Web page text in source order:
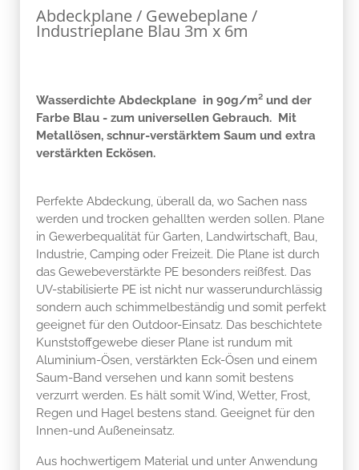
Abdeckplane / Gewebeplane /
Industrieplane Blau 3m x 6m
Wasserdichte Abdeckplane in 90g/m² und der
Farbe Blau - zum universellen Gebrauch. Mit
Metallösen, schnur-verstärktem Saum und extra
verstärkten Eckösen.
Perfekte Abdeckung, überall da, wo Sachen nass
werden und trocken gehallten werden sollen. Plane
in Gewerbequalität für Garten, Landwirtschaft, Bau,
Industrie, Camping oder Freizeit. Die Plane ist durch
das Gewebeverstärkte PE besonders reißfest. Das
UV-stabilisierte PE ist nicht nur wasserundurchlässig
sondern auch schimmelbeständig und somit perfekt
geeignet für den Outdoor-Einsatz. Das beschichtete
Kunststoffgewebe dieser Plane ist rundum mit
Aluminium-Ösen, verstärkten Eck-Ösen und einem
Saum-Band versehen und kann somit bestens
verzurrt werden. Es hält somit Wind, Wetter, Frost,
Regen und Hagel bestens stand. Geeignet für den
Innen-und Außeneinsatz.
Aus hochwertigem Material und unter Anwendung